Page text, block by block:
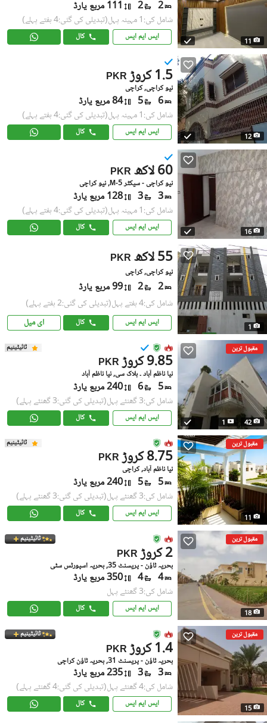
11
2
2 111 مربع یارڈ
شامل کی:1 مہینہ پہل (تبدیلی کی گئی:4 ہفتے پہلے)
ایس ایم ایس کال
12
PKR 1.5 کروڑ
نیو کراچی, کراچی
6
5 84 مربع یارڈ
شامل کی:1 مہینہ پہل (تبدیلی کی گئی:4 ہفتے پہلے)
ایس ایم ایس کال
16
PKR 60 لاکھ
نیو کراچی - سیکٹر 5-M, نیو کراچی
3
3 128 مربع یارڈ
شامل کی:1 مہینہ پہل (تبدیلی کی گئی:4 ہفتے پہلے)
ایس ایم ایس کال
1
PKR 55 لاکھ
نیو کراچی, کراچی
2
2 99 مربع یارڈ
شامل کی:4 ہفتے پہل (تبدیلی کی گئی:2 ہفتے پہلے)
ایس ایم ایس کال ای میل
مقبول ترین
42
1
ٹائیٹینیم
PKR 9.85 کروڑ
نیا ناظم آباد ۔ بلاک سی, نیا ناظم آباد
5
6 240 مربع یارڈ
شامل کی:3 گھنٹے پہل (تبدیلی کی گئی:3 گھنٹے پہلے)
ایس ایم ایس کال
مقبول ترین
11
ٹائیٹینیم
PKR 8.75 کروڑ
نیا ناظم آباد, کراچی
5
5 240 مربع یارڈ
شامل کی:3 گھنٹے پہل (تبدیلی کی گئی:3 گھنٹے پہلے)
ایس ایم ایس کال
مقبول ترین
18
ٹائیٹینیم
PKR 2 کروڑ
بحریہ ٹاؤن - پریسنٹ 35, بحریہ اسپورٹس سٹی
4
4 350 مربع یارڈ
شامل کی:3 گھنٹے پہل
ایس ایم ایس کال
مقبول ترین
15
ٹائیٹینیم
PKR 1.4 کروڑ
بحریہ ٹاؤن - پریسنٹ 31, بحریہ ٹاؤن کراچی
3
3 235 مربع یارڈ
شامل کی:4 گھنٹے پہل (تبدیلی کی گئی:4 گھنٹے پہلے)
ایس ایم ایس کال